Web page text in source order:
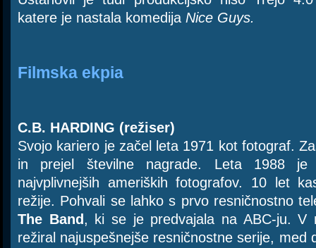
katere je nastala komedija Nice Guys.
Filmska ekpia
C.B. HARDING (režiser)
Svojo kariero je začel leta 1971 kot fotograf.
in prejel številne nagrade. Leta 1988
najvplivnejših ameriških fotografov. 10 let
režije. Pohvali se lahko s prvo resničnostno
The Band , ki se je predvajala na ABC-ju. V
režiral najuspešnejše resničnostne serije, med